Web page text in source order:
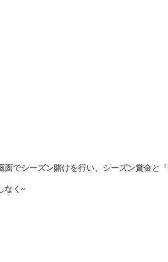
でシーズン賭けを行い、シーズン賞金と
なく~